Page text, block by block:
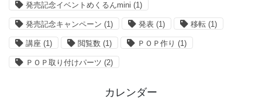
発売記念イベントめくるんmini (1)
発売記念キャンペーン (1) 発表 (1) 移転 (1)
講座 (1) 閲覧数 (1) ＰＯＰ作り (1)
ＰＯＰ取り付けパーツ (2)
カレンダー